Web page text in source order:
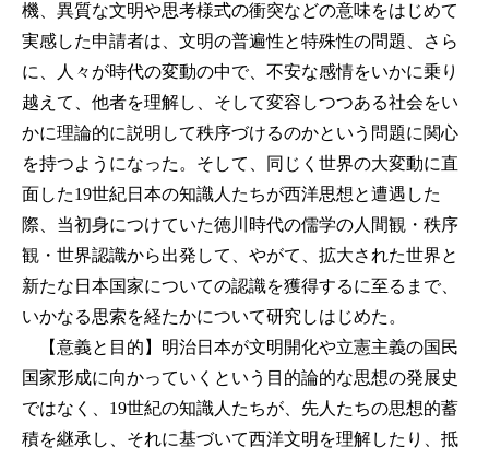
機、異質な文明や思考様式の衝突などの意味をはじめて
実感した申請者は、文明の普遍性と特殊性の問題、さら
に、人々が時代の変動の中で、不安な感情をいかに乗り
越えて、他者を理解し、そして変容しつつある社会をい
かに理論的に説明して秩序づけるのかという問題に関心
を持つようになった。そして、同じく世界の大変動に直
面した19世紀日本の知識人たちが西洋思想と遭遇した
際、当初身につけていた徳川時代の儒学の人間観・秩序
観・世界認識から出発して、やがて、拡大された世界と
新たな日本国家についての認識を獲得するに至るまで、
いかなる思索を経たかについて研究しはじめた。
【意義と目的】明治日本が文明開化や立憲主義の国民
国家形成に向かっていくという目的論的な思想の発展史
ではなく、19世紀の知識人たちが、先人たちの思想的蓄
積を継承し、それに基づいて西洋文明を理解したり、抵